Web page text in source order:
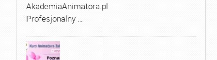
AkademiaAnimatora.pl
Profesjonalny …